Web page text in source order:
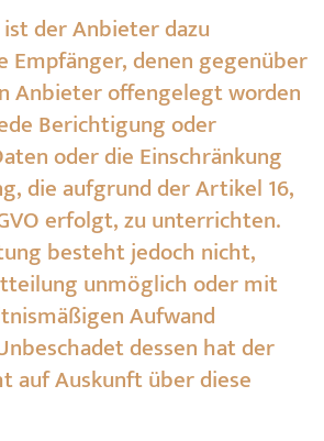
der Anbieter dazu
denen gegenüber
Anbieter offengelegt worden
Berichtigung oder
oder die Einschränkung
die aufgrund der Artikel 16,
erfolgt, zu unterrichten.
besteht jedoch nicht,
unmöglich oder mit
Aufwand
dessen hat der
auf Auskunft über diese